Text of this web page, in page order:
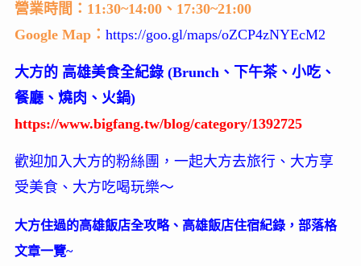
營業時間：11:30~14:00、17:30~21:00
Google Map： https://goo.gl/maps/oZCP4zNYEcM2
大方的 高雄美食全紀錄 (Brunch、下午茶、小吃、
餐廳、燒肉、火鍋)
https://www.bigfang.tw/blog/category/1392725
歡迎加入大方的粉絲團，一起大方去旅行、大方享
受美食、大方吃喝玩樂～
大方住過的高雄飯店全攻略、高雄飯店住宿紀錄，部落格
文章一覽~